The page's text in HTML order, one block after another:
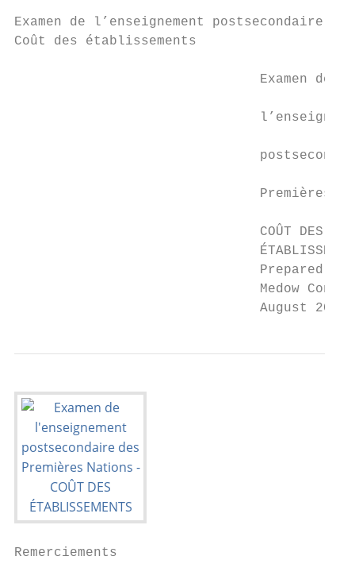
Examen de l’enseignement postsecondaire
Coût des établissements
                               Examen de
Premières
                               COÛT DES
                               Prepared by:
Medow
                               August 2018
Remerciements